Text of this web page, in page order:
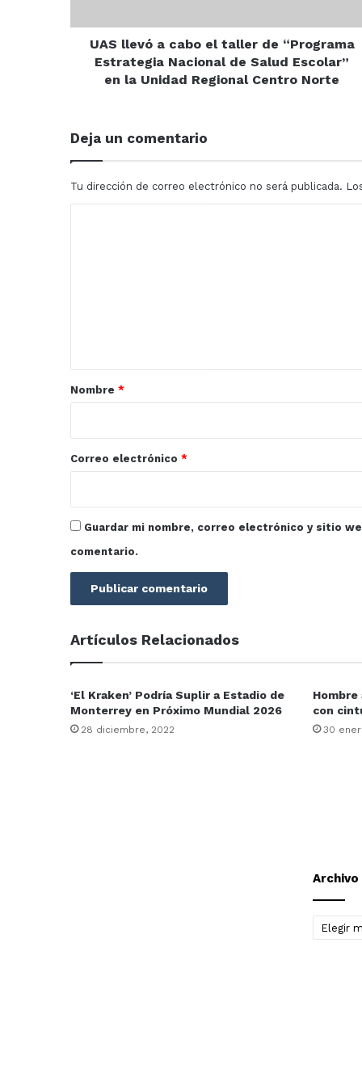
Estrategia
Nacional
Unidad
Regional
UAS llevó a cabo el taller de “Programa
Estrategia Nacional de Salud Escolar”
en la Unidad Regional Centro Norte
Deja un comentario
Tu dirección de correo electrónico no será publicada.
r
*
Nombre *
Correo electrónico *
Guardar mi nombre, correo electrónico y sitio
comentario.
Artículos Relacionados
‘El Kraken’ Podría Suplir a Estadio de
Monterrey en Próximo Mundial 2026
28 diciembre, 2022
con
30
Archivo
Archivo